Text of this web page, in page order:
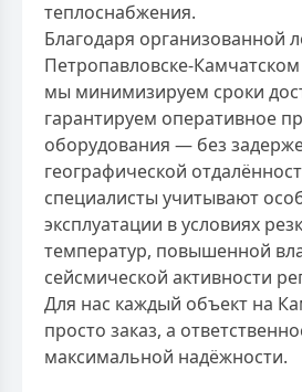
теплоснабжения.
Благодаря организованной
Петропавловске-
мы минимизируем сроки
гарантируем оперативное
оборудования — без
географической
специалисты учитывают
эксплуатации в условиях
температур, повышенной
сейсмической активности
Для нас каждый объект на
просто заказ, а
максимальной надёжности.